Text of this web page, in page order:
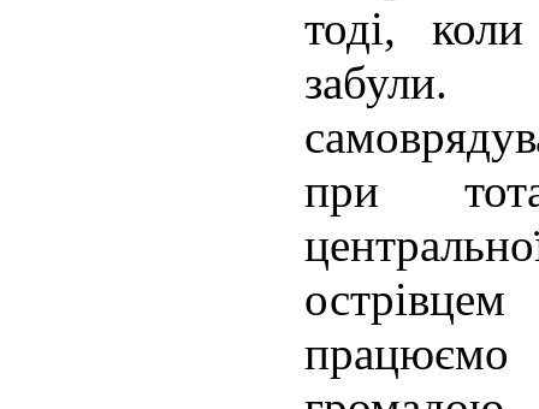
тоді,
при